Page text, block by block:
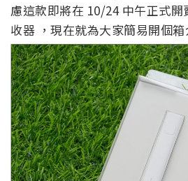
慮這款即將在 10/24 中午正式
收器 ，現在就為大家簡易開個箱